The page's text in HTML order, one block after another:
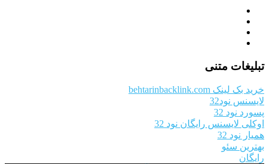
تبلیغات متنی
خرید بک لینک behtarinbacklink.com
لایسنس نود32
پسورد نود 32
اوکلی لایسنس رایگان نود 32
همیار نود 32
بهترین سئو
رایگان